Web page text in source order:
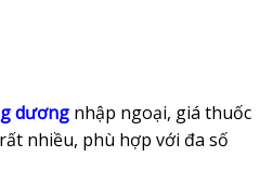
dương nhập ngoại, giá thuốc
nhiều, phù hợp với đa số